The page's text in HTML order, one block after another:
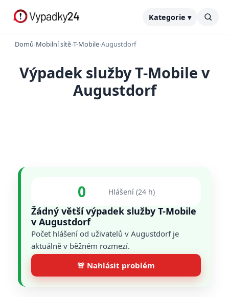
Kategorie ▾
Domů›Mobilní sítě›T-Mobile›Augustdorf
Výpadek služby T-Mobile v
Augustdorf
0 Hlášení (24 h)
Žádný větší výpadek služby T-Mobile
v Augustdorf
Počet hlášení od uživatelů v Augustdorf je
aktuálně v běžném rozmezí.
🚨 Nahlásit problém